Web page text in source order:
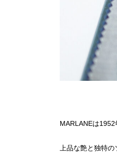
MARLANEは
上品な艶と独特